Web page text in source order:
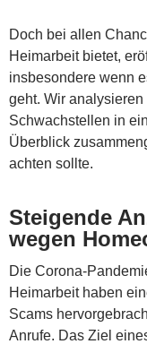
Doch bei allen
Heimarbeit bietet,
insbesondere wenn
geht. Wir
Schwachstellen in
Überblick
achten sollte.
Steigende
wegen
Die Corona-
Heimarbeit haben
Scams
Anrufe. Das Ziel